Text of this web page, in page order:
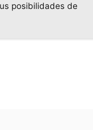
posibilidades de